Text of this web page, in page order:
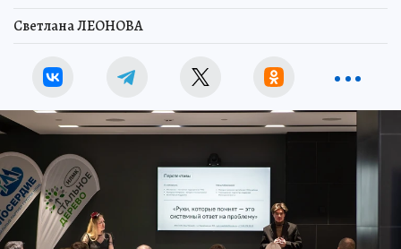
Светлана ЛЕОНОВА